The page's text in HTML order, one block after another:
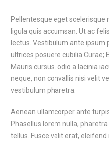
Pellentesque eget
ligula quis accumsan. Ut ac
lectus. Vestibulum ante
ultrices posuere cubilia Curae;
Mauris cursus, odio a lacinia
neque, non convallis nisi velit
vestibulum pharetra.
Aenean ullamcorper ante
Phasellus lorem nulla,
tellus. Fusce velit erat,